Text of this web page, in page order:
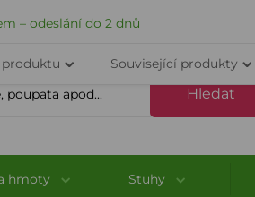
DOPRAVA A PLATBA
Hledat
hmoty Stuhy
– odeslání do 2 dnů
Související produkty